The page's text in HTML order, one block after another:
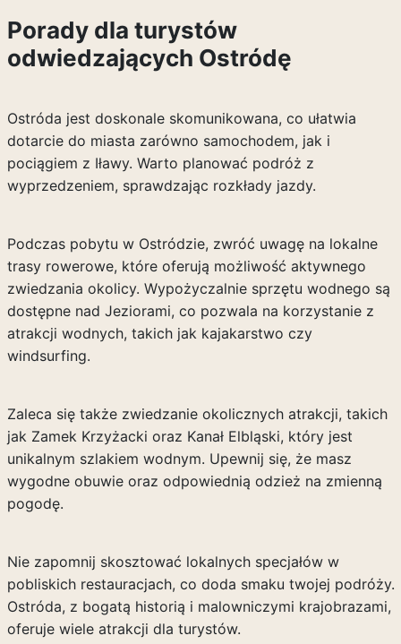
Porady dla turystów
odwiedzających Ostródę
Ostróda jest doskonale skomunikowana, co ułatwia
dotarcie do miasta zarówno samochodem, jak i
pociągiem z Iławy. Warto planować podróż z
wyprzedzeniem, sprawdzając rozkłady jazdy.
Podczas pobytu w Ostródzie, zwróć uwagę na lokalne
trasy rowerowe, które oferują możliwość aktywnego
zwiedzania okolicy. Wypożyczalnie sprzętu wodnego są
dostępne nad Jeziorami, co pozwala na korzystanie z
atrakcji wodnych, takich jak kajakarstwo czy
windsurfing.
Zaleca się także zwiedzanie okolicznych atrakcji, takich
jak Zamek Krzyżacki oraz Kanał Elbląski, który jest
unikalnym szlakiem wodnym. Upewnij się, że masz
wygodne obuwie oraz odpowiednią odzież na zmienną
pogodę.
Nie zapomnij skosztować lokalnych specjałów w
pobliskich restauracjach, co doda smaku twojej podróży.
Ostróda, z bogatą historią i malowniczymi krajobrazami,
oferuje wiele atrakcji dla turystów.